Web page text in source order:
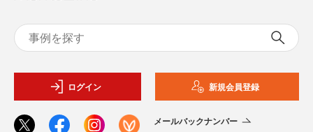
ログイン 新規会員登録
メールバックナンバー